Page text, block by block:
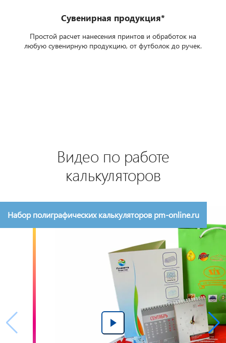
Сувенирная продукция*
Простой расчет нанесения принтов и обработок на
любую сувенирную продукцию, от футболок до ручек.
Видео по работе
калькуляторов
Набор полиграфических калькуляторов pm-online.ru